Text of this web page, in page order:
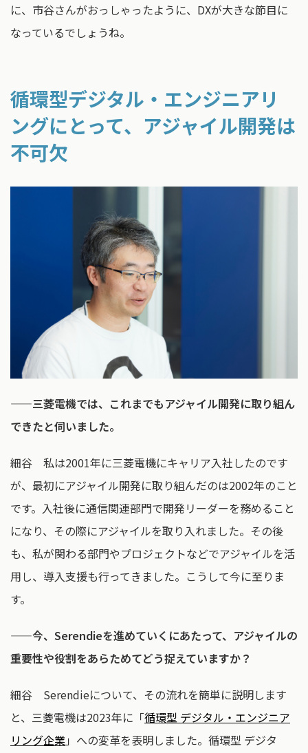
に、市谷さんがおっしゃったように、DXが大きな節目に
なっているでしょうね。
循環型デジタル・エンジニアリ
ングにとって、アジャイル開発は
不可欠
——三菱電機では、これまでもアジャイル開発に取り組ん
できたと伺いました。
細谷 私は2001年に三菱電機にキャリア入社したのです
が、最初にアジャイル開発に取り組んだのは2002年のこと
です。入社後に通信関連部門で開発リーダーを務めること
になり、その際にアジャイルを取り入れました。その後
も、私が関わる部門やプロジェクトなどでアジャイルを活
用し、導入支援も行ってきました。こうして今に至りま
す。
——今、Serendieを進めていくにあたって、アジャイルの
重要性や役割をあらためてどう捉えていますか？
細谷 Serendieについて、その流れを簡単に説明します
と、三菱電機は2023年に「循環型 デジタル‧エンジニア
リング企業 」への変革を表明しました。循環型 デジタ